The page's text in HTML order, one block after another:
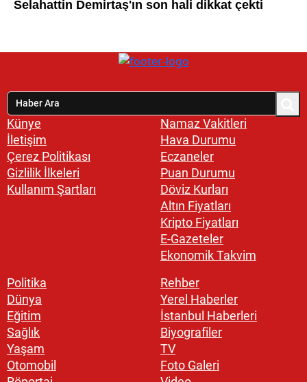
Künye
İletişim
Çerez Politikası
Gizlilik İlkeleri
Kullanım Şartları
Namaz Vakitleri
Hava Durumu
Eczaneler
Puan Durumu
Döviz Kurları
Altın Fiyatları
Kripto Fiyatları
E-Gazeteler
Ekonomik Takvim
Politika
Dünya
Eğitim
Sağlık
Yaşam
Otomobil
Rehber
Yerel Haberler
İstanbul Haberleri
Biyografiler
TV
Foto Galeri